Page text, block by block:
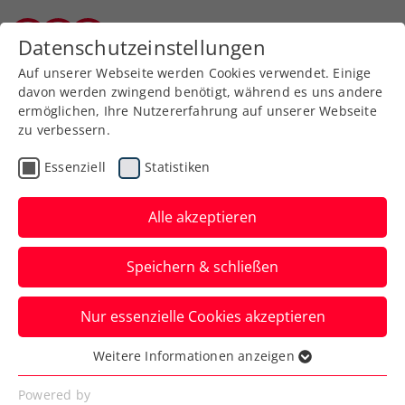
Zurück zur Newsübersicht
ITF Turniere
Carinthian Lake’s Trophy:
ÖTV-Trio im Klagenfurt-
Viertelfinale
ausgeschieden
Dafür besitzt Maximilian Neuchrist beim
ITF-Turnier in Kärnten die Chance auf den
nächsten Doppeltitel.
Datenschutzeinstellungen
Auf unserer Webseite werden Cookies verwendet. Einige
davon werden zwingend benötigt, während es uns andere
ermöglichen, Ihre Nutzererfahrung auf unserer Webseite
zu verbessern.
Essenziell Statistiken
Alle akzeptieren
Speichern & schließen
Nur essenzielle Cookies akzeptieren
Essenziell
Essenzielle Cookies werden für grundlegende
Weitere Informationen anzeigen
Powered by